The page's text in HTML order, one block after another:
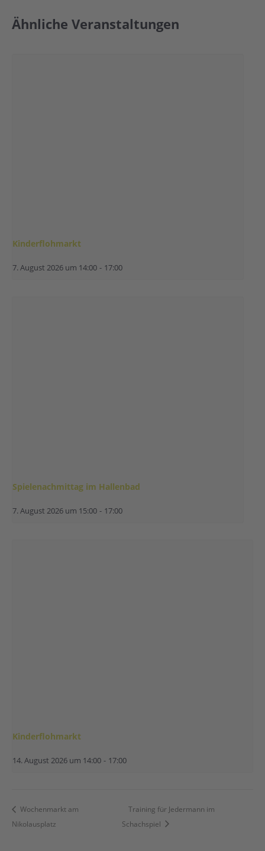
Ähnliche Veranstaltungen
Kinderflohmarkt
7. August 2026 um 14:00 - 17:00
Spielenachmittag im Hallenbad
7. August 2026 um 15:00 - 17:00
Kinderflohmarkt
14. August 2026 um 14:00 - 17:00
Wochenmarkt am
Nikolausplatz
Training für Jedermann im
Schachspiel